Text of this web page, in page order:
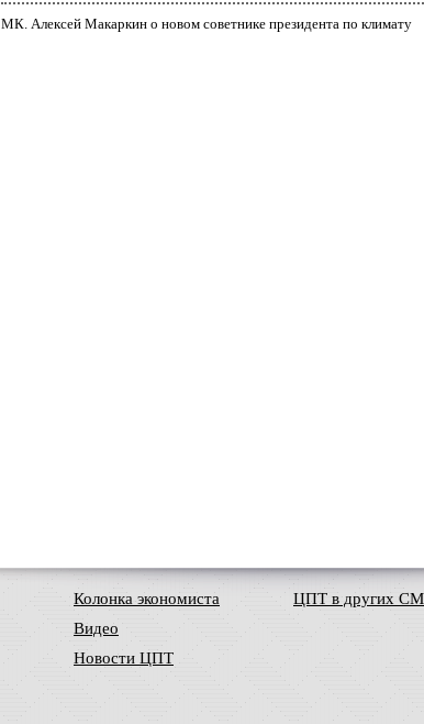
МК. Алексей Макаркин о новом советнике президента по климату
Колонка экономиста
Видео
Новости ЦПТ
ЦПТ в других